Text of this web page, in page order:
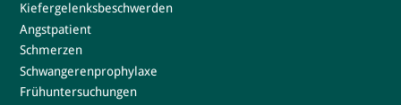
Kiefergelenksbeschwerden
Angstpatient
Schmerzen
Schwangerenprophylaxe
Frühuntersuchungen